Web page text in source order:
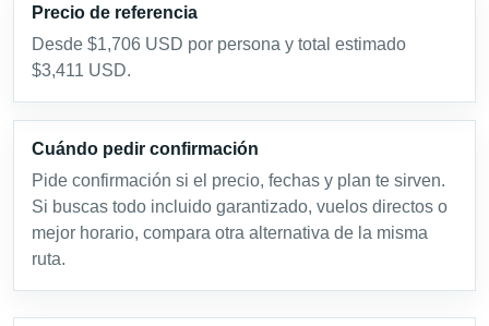
Precio de referencia
Desde $1,706 USD por persona y total estimado
$3,411 USD.
Cuándo pedir confirmación
Pide confirmación si el precio, fechas y plan te sirven.
Si buscas todo incluido garantizado, vuelos directos o
mejor horario, compara otra alternativa de la misma
ruta.